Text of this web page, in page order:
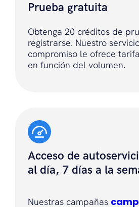
Prueba gratuita
Obtenga 20 créditos de
registrarse. Nuestro
compromiso le ofrece
en función del volumen.
Acceso de
al día, 7 días a la
Nuestras campañas